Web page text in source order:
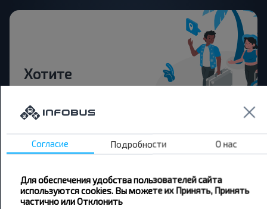
Хотите
дешевле?
Не пропусти специальные акции, скидки и
другие интересные предложения INFOBUS.
путешествуй с нами дешевле!
Согласие Подробности О нас
Для обеспечения удобства пользователей сайта
используются cookies. Вы можете их Принять, Принять
частично или Отклонить